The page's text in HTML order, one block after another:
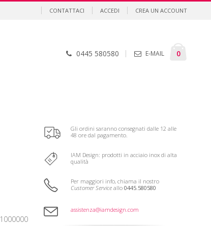
CONTATTACI ACCEDI CREA UN ACCOUNT
0elementi
0445 580580 E-MAIL
Gli ordini saranno consegnati dalle 12 alle
48 ore dal pagamento.
IAM Design: prodotti in acciaio inox di alta
qualità
Per maggiori info, chiama il nostro
Customer Service allo0445.580580
assistenza@iamdesign.com